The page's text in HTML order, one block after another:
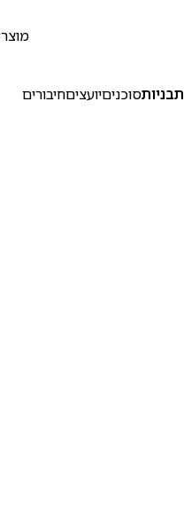
מוצר
תבניותסוכניםיועציםחיבורים